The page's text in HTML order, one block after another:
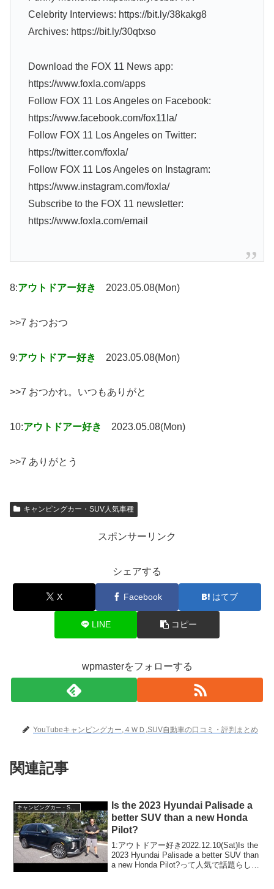
Celebrity Interviews: https://bit.ly/38kakg8
Archives: https://bit.ly/30qtxso
Download the FOX 11 News app:
https://www.foxla.com/apps
Follow FOX 11 Los Angeles on Facebook:
https://www.facebook.com/fox11la/
Follow FOX 11 Los Angeles on Twitter:
https://twitter.com/foxla/
Follow FOX 11 Los Angeles on Instagram:
https://www.instagram.com/foxla/
Subscribe to the FOX 11 newsletter:
https://www.foxla.com/email
8:アウトドアー好き 2023.05.08(Mon)
>>7 おつおつ
9:アウトドアー好き 2023.05.08(Mon)
>>7 おつかれ。いつもありがと
10:アウトドアー好き 2023.05.08(Mon)
>>7 ありがとう
キャンピングカー・SUV人気車種
スポンサーリンク
シェアする
X Facebook はてブ
LINE コピー
wpmasterをフォローする
YouTubeキャンピングカー,４ＷＤ,SUV自動車の口コミ・評判まとめ
関連記事
Is the 2023 Hyundai Palisade a
better SUV than a new Honda
Pilot?
1:アウトドアー好き2022.12.10(Sat)Is the
2023 Hyundai Palisade a better SUV than
a new Honda Pilot?って人気で話題らしい